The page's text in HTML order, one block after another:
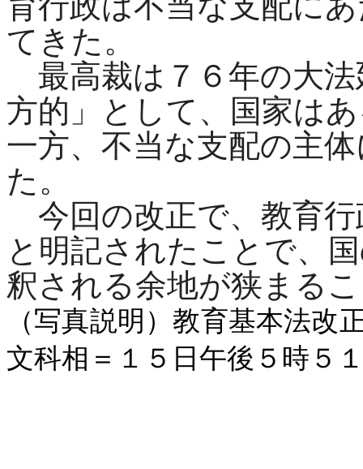
てきた。
最高裁は７６年の大
方的」として、国家は
一方、不当な支配の主
た。
今回の改正で、教育
と明記されたことで、
釈される余地が狭まる
（写真説明）教育基本法
文科相＝１５日午後５時